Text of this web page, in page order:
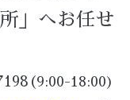
」へお任せ
9:00-18:00)